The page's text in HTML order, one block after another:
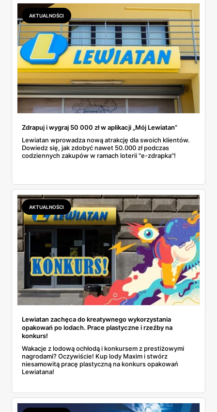
AKTUALNOŚCI
Zdrapuj i wygraj 50 000 zł w aplikacji „Mój Lewiatan”
Lewiatan wprowadza nową atrakcję dla swoich klientów.
Dowiedz się, jak zdobyć nawet 50.000 zł podczas
codziennych zakupów w ramach loterii "e-zdrapka"!
AKTUALNOŚCI
Lewiatan zachęca do kreatywnego wykorzystania
opakowań po lodach. Prace plastyczne i rzeźby na
konkurs!
Wakacje z lodową ochłodą i konkursem z prestiżowymi
nagrodami? Oczywiście! Kup lody Maxim i stwórz
niesamowitą pracę plastyczną na konkurs opakowań
Lewiatana!